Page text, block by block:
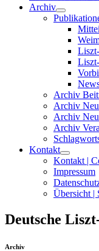
Archiv
Archiv
Archiv
Archiv
Archiv
Kontakt
Kontakt |
Impressum
Übersicht |
Deutsche
Archiv